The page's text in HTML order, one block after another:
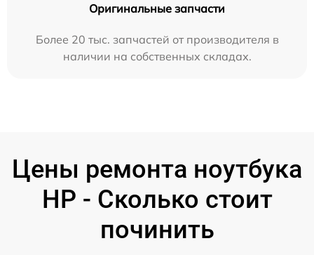
Оригинальные запчасти
Более 20 тыс. запчастей от производителя в
наличии на собственных складах.
Цены ремонта ноутбука
HP - Сколько стоит
починить